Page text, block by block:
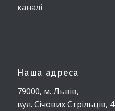
каналі
Наша адреса
79000, м. Львів,
вул. Січових Стрільців, 4